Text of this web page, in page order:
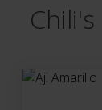
Chili's